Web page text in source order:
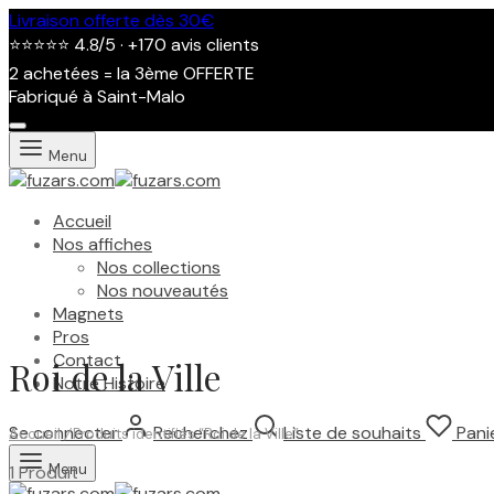
Livraison offerte dès 30€
⭐⭐⭐⭐⭐ 4.8/5 · +170 avis clients
2 achetées = la 3ème OFFERTE
Fabriqué à Saint-Malo
Menu
Accueil
Nos affiches
Nos collections
Nos nouveautés
Magnets
Pros
Contact
Notre Histoire
Se connecter Recherchez Liste de souhaits
Menu
Roi de la Ville
Accueil/Produits identifiés “Roi de la Ville”
1 Produit